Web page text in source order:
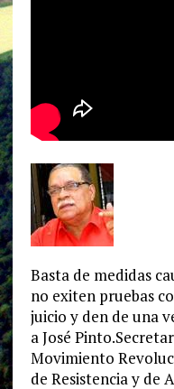
Basta de medidas
no exiten pruebas
juicio y den de una
a José
Movimiento
de Resistencia y de